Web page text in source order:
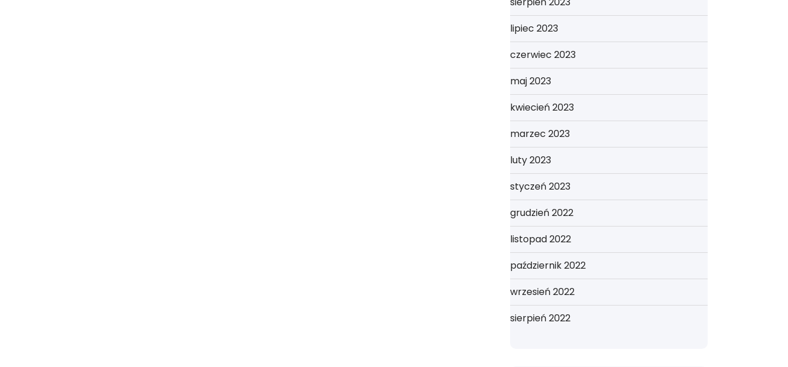
lipiec 2023
czerwiec 2023
maj 2023
kwiecień 2023
marzec 2023
luty 2023
styczeń 2023
grudzień 2022
listopad 2022
październik 2022
wrzesień 2022
sierpień 2022